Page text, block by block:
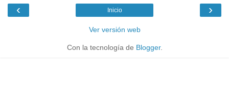
‹ ›
Inicio
Ver versión web
Con la tecnología de Blogger.